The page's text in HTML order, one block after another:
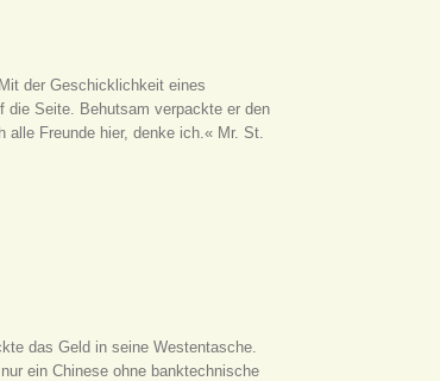
der Geschicklichkeit eines
die Seite. Behutsam verpackte er den
Freunde hier, denke ich.« Mr. St.
das Geld in seine Westentasche.
ein Chinese ohne banktechnische